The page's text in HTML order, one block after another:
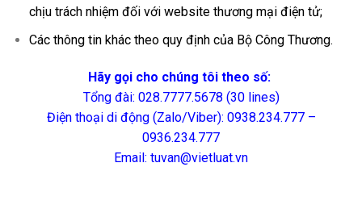
chịu trách nhiệm đối với website thương mại điện tử;
Các thông tin khác theo quy định của Bộ Công Thương.
Hãy gọi cho chúng tôi theo số:
Tổng đài: 028.7777.5678 (30 lines)
Điện thoại di động (Zalo/Viber): 0938.234.777 –
0936.234.777
Email: tuvan@vietluat.vn